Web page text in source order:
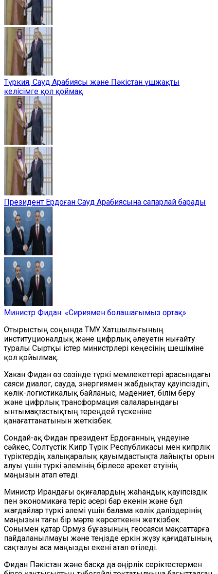
Түркия, Сауд Арабиясы және Пәкістан үшжақты
келісімге қол қоймақ
Президент Ердоған Сауд Арабиясына сапарлай барады
Министр Фидан: «Сириямен болашағымыз ортақ»
Отырыстың соңында ТМҰ Хатшылығының
институционалдық және цифрлық әлеуетін нығайту
туралы Сыртқы істер министрлері кеңесінің шешіміне
қол қойылмақ.
Хакан Фидан өз сөзінде түркі мемлекеттері арасындағы
саяси диалог, сауда, энергиямен жабдықтау қауіпсіздігі,
көлік-логистикалық байланыс, мәдениет, білім беру
және цифрлық трансформация салаларындағы
ынтымақтастықтың тереңдей түскеніне
қанағаттанатынын жеткізбек.
Сондай-ақ Фидан президент Ердоғанның үндеуіне
сәйкес, Солтүстік Кипр Түрік Республикасы мен кипрлік
түріктердің халықаралық қауымдастықта лайықты орын
алуы үшін түркі әлемінің бірлесе әрекет етуінің
маңызын атап өтеді.
Министр Ирандағы оқиғалардың жаһандық қауіпсіздік
пен экономикаға теріс әсері бар екенін және бұл
жағдайлар түркі әлемі үшін балама көлік дәліздерінің
маңызын тағы бір мәрте көрсеткенін жеткізбек.
Сонымен қатар Ормуз бұғазының геосаяси мақсаттарға
пайдаланылмауы және теңізде еркін жүзу қағидатының
сақталуы аса маңызды екені атап өтіледі.
Фидан Пәкістан және басқа да өңірлік серіктестермен